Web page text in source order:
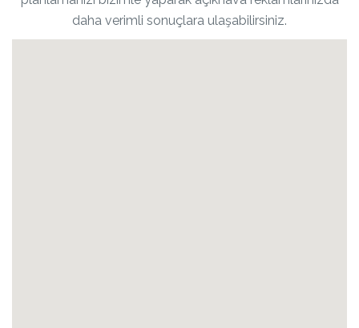
daha verimli sonuçlara ulaşabilirsiniz.